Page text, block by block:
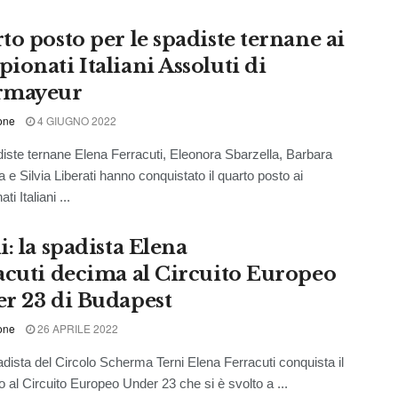
posto per le spadiste ternane ai
Italiani Assoluti di
4 GIUGNO 2022
ternane Elena Ferracuti, Eleonora Sbarzella, Barbara
e Silvia Liberati hanno conquistato il quarto posto ai
Italiani ...
la spadista Elena
decima al Circuito Europeo
23 di Budapest
26 APRILE 2022
del Circolo Scherma Terni Elena Ferracuti conquista il
al Circuito Europeo Under 23 che si è svolto a ...